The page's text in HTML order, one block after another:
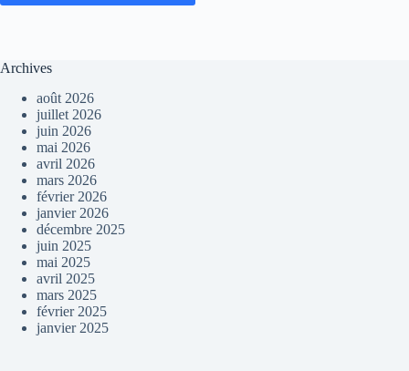
Archives
août 2026
juillet 2026
juin 2026
mai 2026
avril 2026
mars 2026
février 2026
janvier 2026
décembre 2025
juin 2025
mai 2025
avril 2025
mars 2025
février 2025
janvier 2025